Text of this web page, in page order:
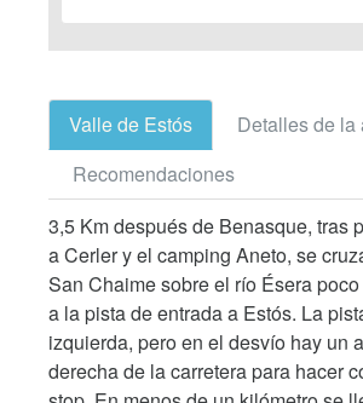
Valle de Estós
Detalles de la
Recomendaciones
3,5 Km después de Benasque, tras
a Cerler y el camping Aneto, se
San Chaime sobre el río Ésera
a la pista de entrada a Estós. La
izquierda, pero en el desvío hay un
derecha de la carretera para hacer